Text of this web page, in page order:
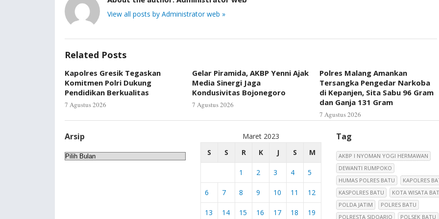
View all posts by Administrator web »
Related Posts
Kapolres Gresik Tegaskan
Komitmen Polri Dukung
Pendidikan Berkualitas
7 Agustus 2026
Gelar Piramida, AKBP Yenni Ajak
Media Sinergi Jaga
Kondusivitas Bojonegoro
7 Agustus 2026
Polres Malang Amankan
Tersangka Pengedar Narkoba
di Kepanjen, Sita Sabu 96 Gram
dan Ganja 131 Gram
7 Agustus 2026
Arsip
Arsip
Maret 2023
S
S R K J S M
1 2 3 4 5
6 7 8 9 10 11 12
13 14 15 16 17 18 19
Tag
AKBP I NYOMAN YOGI HERMAWAN
DEWANTI RUMPOKO
HUMAS POLRES BATU
KAPOLRES
KASPOLRES BATU
KOTA WISATA
POLDA JATIM
POLRES BATU
POLRESTA SIDOARJO
POLSEK BATU